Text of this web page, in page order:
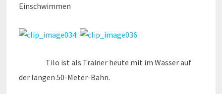
Einschwimmen
Tilo ist als Trainer heute mit im Wasser auf
der langen 50-Meter-Bahn.